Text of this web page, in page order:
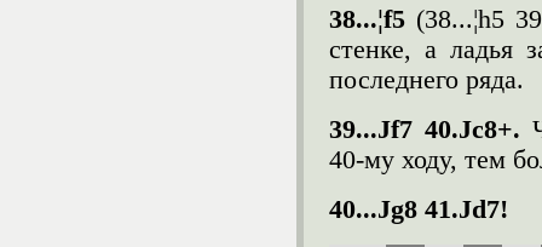
38...¦f5 (38...¦h5
стенке, а ладья
последнего ряда.
39...Јf7 40.Јc8+.
40-му ходу, тем
40...Јg8 41.Јd7!